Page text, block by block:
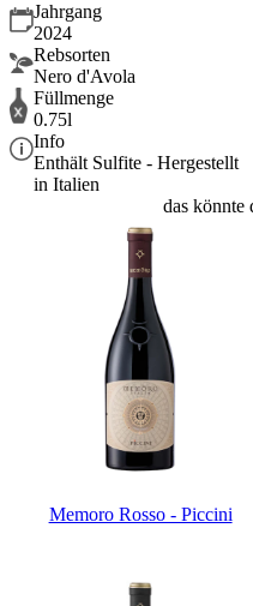
Jahrgang
2024
Rebsorten
Nero d'Avola
Füllmenge
0.75l
Info
Enthält Sulfite - Hergestellt
in Italien
das könnte
Memoro Rosso - Piccini